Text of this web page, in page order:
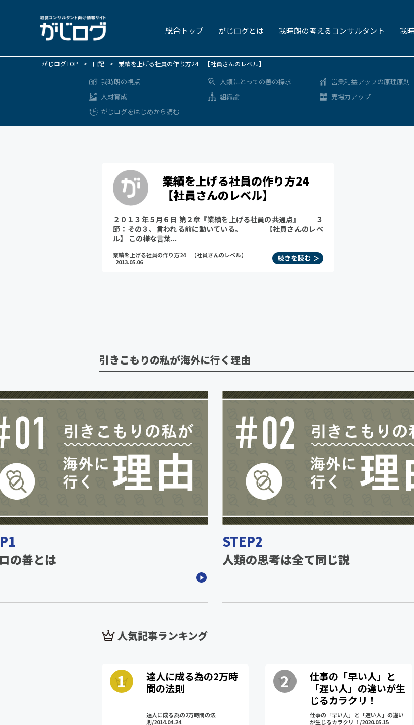
総合トップ がじログとは 我時朗の考えるコンサルタント 我
がじログTOP > 日記 > 業績を上げる社員の作り方24 【社員さんのレベル】
我時朗の視点
人財育成
がじログをはじめから読む
人類にとっての善の探求
組織論
営業利益アップの原理原則
売場力アップ
業績を上げる社員の作り方24
【社員さんのレベル】
２０１３年５月６日 第２章『業績を上げる社員の共通点』 ３
節：その３、言われる前に動いている。 【社員さんのレベ
ル】 この様な言葉...
業績を上げる社員の作り方24 【社員さんのレベル】
2013.05.06
続きを読む
引きこもりの私が海外に行く理由
の善とは
STEP2
人類の思考は全て同じ説
人気記事ランキング
達人に成る為の2万時
間の法則
達人に成る為の2万時間の法
則/2014.04.24
仕事の「早い人」と
「遅い人」の違いが生
じるカラクリ！
仕事の「早い人」と「遅い人」の違い
が生じるカラクリ！/2020.05.15